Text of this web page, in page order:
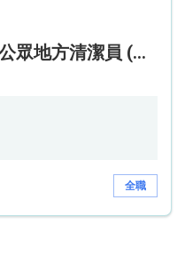
Public Area Attendant 公眾地方清潔員 (Accor Hotel)
全職